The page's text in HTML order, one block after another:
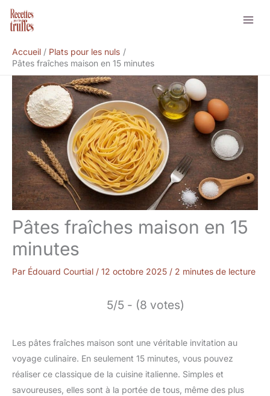
Aller
Accueil
Plats pour les nuls
Pâtes fraîches maison en 15 minutes
Pâtes fraîches maison en 15
minutes
Par Édouard Courtial / 12 octobre 2025 / 2 minutes de lecture
5/5 - (8 votes)
Les pâtes fraîches maison sont une véritable invitation au
voyage culinaire. En seulement 15 minutes, vous pouvez
réaliser ce classique de la cuisine italienne. Simples et
savoureuses, elles sont à la portée de tous, même des plus
Rechercher